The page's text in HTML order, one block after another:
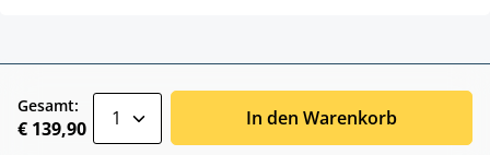
Gesamt:
€ 139,90 In den Warenkorb